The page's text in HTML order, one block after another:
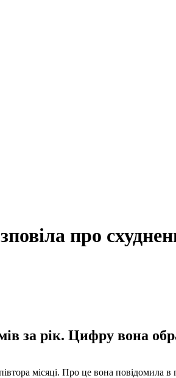
про
за рік. Цифру вона
місяці. Про це вона повідомила в